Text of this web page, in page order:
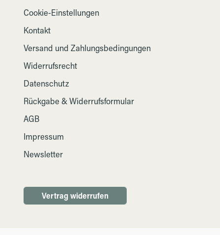
Cookie-Einstellungen
Kontakt
Versand und Zahlungsbedingungen
Widerrufsrecht
Datenschutz
Rückgabe & Widerrufsformular
AGB
Impressum
Newsletter
Vertrag widerrufen